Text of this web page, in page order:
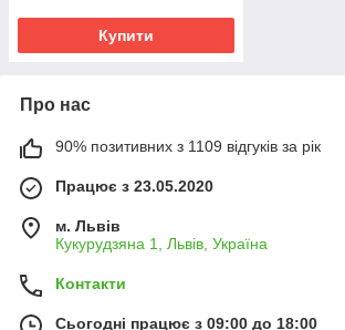
Купити
Про нас
90% позитивних з 1109 відгуків за рік
Працює з 23.05.2020
м. Львів
Кукурудзяна 1, Львів, Україна
Контакти
Сьогодні працює з 09:00 до 18:00